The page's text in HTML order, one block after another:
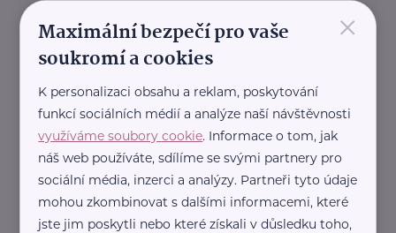
Související články
×
Maximální bezpečí pro vaše
soukromí a cookies
K personalizaci obsahu a reklam, poskytování
funkcí sociálních médií a analýze naší návštěvnosti
využíváme soubory cookie. Informace o tom, jak
náš web používáte, sdílíme se svými partnery pro
sociální média, inzerci a analýzy. Partneři tyto údaje
mohou zkombinovat s dalšími informacemi, které
jste jim poskytli nebo které získali v důsledku toho,